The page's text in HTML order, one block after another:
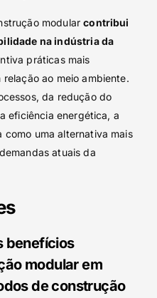
modularcontribui
na indústria da
práticas mais
ao meio ambiente.
da redução do
eficiência energética, a
uma alternativa mais
atuais da
benefícios
modular em
de construção